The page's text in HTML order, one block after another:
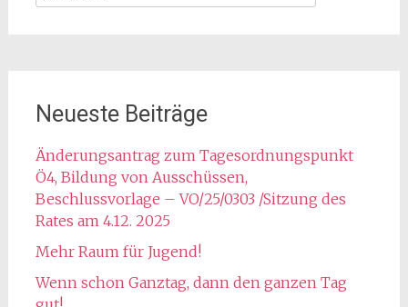
nach:
Neueste Beiträge
Änderungsantrag zum Tagesordnungspunkt
Ö4, Bildung von Ausschüssen,
Beschlussvorlage – VO/25/0303 /Sitzung des
Rates am 4.12. 2025
Mehr Raum für Jugend!
Wenn schon Ganztag, dann den ganzen Tag